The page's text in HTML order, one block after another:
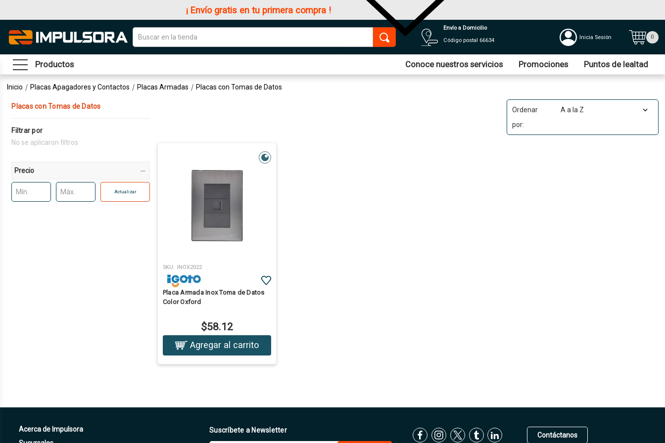
¡ Envío gratis en tu primera compra !
Productos Conoce nuestros servicios Promociones Puntos de lealtad
Envío a Domicilio
Código postal 66634
Inicia Sesión 0
Inicio Placas Apagadores y Contactos Placas Armadas Placas con Tomas de Datos
Placas con Tomas de Datos
Filtrar por
No se aplicaron filtros
Precio
Actualizar
Ordenar
por:
SKU: INOX2022
Placa Armada Inox Toma de Datos
Color Oxford
$58.12
Agregar al carrito
Acerca de Impulsora
Suscríbete a Newsletter
Contáctanos